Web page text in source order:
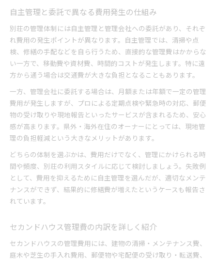
自主管理と委託で異なる費用発生の仕組み
別荘の管理体制には自主管理と管理会社への委託があり、それぞ
れ費用の発生ポイントが異なります。自主管理では、清掃や点
検、修繕の手配などを自ら行うため、直接的な管理費はかからな
い一方で、移動費や資材費、時間的コストが発生します。特に遠
方から通う場合は交通費が大きな負担となることもあります。
一方、管理会社に委託する場合は、月額または年額で一定の管理
費用が発生しますが、プロによる定期点検や緊急時の対応、郵便
物の受け取りや現地報告といったサービスが含まれるため、安心
感が高まります。県外・海外在住のオーナーにとっては、現地管
理の負担軽減という大きなメリットがあります。
どちらの体制を選ぶかは、費用だけでなく、管理にかけられる時
間や頻度、別荘の利用スタイルに応じて検討しましょう。失敗例
として、費用を抑えるために自主管理を選んだが、適切なメンテ
ナンスができず、結果的に修繕費が増えたというケースも報告さ
れています。
セカンドハウス管理費の内訳を詳しく紹介
セカンドハウスの管理費用には、建物の清掃・メンテナンス費、
庭木や芝生の手入れ費用、郵便物や宅配便の受け取り・転送費、